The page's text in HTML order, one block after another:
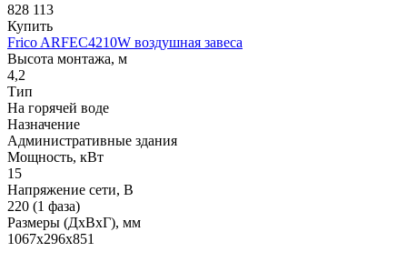
828 113
Купить
Frico ARFEC4210W воздушная завеса
Высота монтажа, м
4,2
Тип
На горячей воде
Назначение
Административные здания
Мощность, кВт
15
Напряжение сети, В
220 (1 фаза)
Размеры (ДхВхГ), мм
1067x296x851